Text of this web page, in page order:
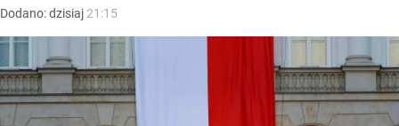
Dodano:dzisiaj 21:15